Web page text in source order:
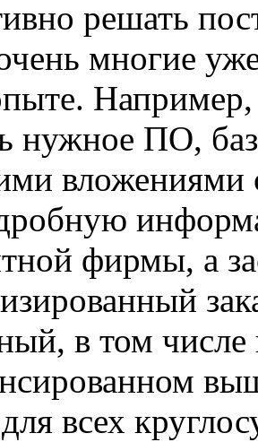
решать
многие
Например,
нужное ПО,
вложениями
фирмы, а
в том
всех